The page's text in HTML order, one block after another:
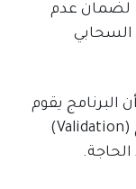
لضمان عدم
السحابي
البرنامج يقوم
بعمليات تحقق من سلامة النسخ (Validation)